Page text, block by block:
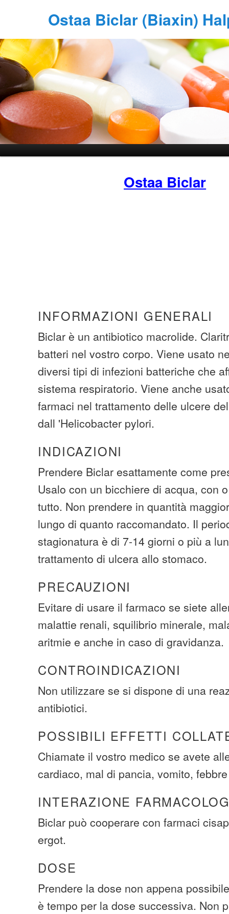
Ostaa Biclar (Biaxin)
Ostaa Biclar
INFORMAZIONI GENERALI
Biclar è un antibiotico macrolide.
batteri nel vostro corpo. Viene usato
diversi tipi di infezioni batteriche che
sistema respiratorio. Viene anche
farmaci nel trattamento delle ulcere
dall 'Helicobacter pylori.
INDICAZIONI
Prendere Biclar esattamente come
Usalo con un bicchiere di acqua, con
tutto. Non prendere in quantità
lungo di quanto raccomandato. Il
stagionatura è di 7-14 giorni o più a
trattamento di ulcera allo stomaco.
PRECAUZIONI
Evitare di usare il farmaco se siete
malattie renali, squilibrio minerale,
aritmie e anche in caso di gravidanza.
CONTROINDICAZIONI
Non utilizzare se si dispone di una
antibiotici.
POSSIBILI EFFETTI
Chiamate il vostro medico se avete
cardiaco, mal di pancia, vomito,
INTERAZIONE
Biclar può cooperare con farmaci
ergot.
DOSE
Prendere la dose non appena
è tempo per la dose successiva. Non